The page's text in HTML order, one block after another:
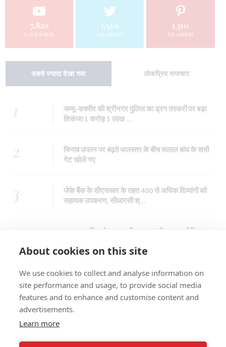
About cookies on this site
We use cookies to collect and analyse information on
site performance and usage, to provide social media
features and to enhance and customise content and
advertisements.
Learn more
7,820
SUBSCRIBERS
1,562
FOLLOWERS
1,310
FOLLOWERS
सबसे ज्यादा देखा गया लोकप्रिय समाचार
1
जम्मू-कश्मीर की श्रीनगर पुलिस का ड्रग तस्करों पर बड़ा
शिकंजा 1 करोड़ 5 लाख ...
2
चिनाब उफान पर बढ़ते जलस्तर के बीच सलाल बांध के सभी
गेट खोले गए
3
जेके बैंक के सीएसआर के तहत 400 से अधिक दिव्यांगों को
सहायक उपकरण, सीआरसी श्...
लगातार बारिश से जम्मू-श्रीनगर राष्ट्रीय राजमार्ग फिर
5 क्या जम्मू-कश्मीर में कुछ बड़ा होने वाला है?